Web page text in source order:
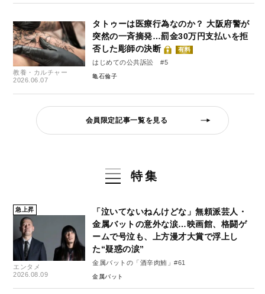
教養・カルチャー
2026.06.07
タトゥーは医療行為なのか？ 大阪府警が
突然の一斉摘発…罰金30万円支払いを拒
否した彫師の決断
有料
はじめての公共訴訟 #5
亀石倫子
会員限定記事一覧を見る
特集
急上昇
エンタメ
2026.08.09
「泣いてないねんけどな」無頼派芸人・
金属バットの意外な涙…映画館、格闘ゲ
ームで号泣も、上方漫才大賞で浮上し
た“疑惑の涙”
金属バットの「酒辛肉鮪」#61
金属バット